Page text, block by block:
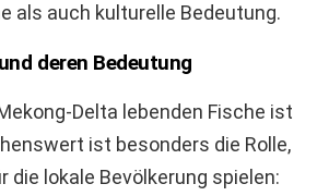
als auch kulturelle Bedeutung.
deren Bedeutung
Delta lebenden Fische ist
ist besonders die Rolle,
die lokale Bevölkerung spielen: